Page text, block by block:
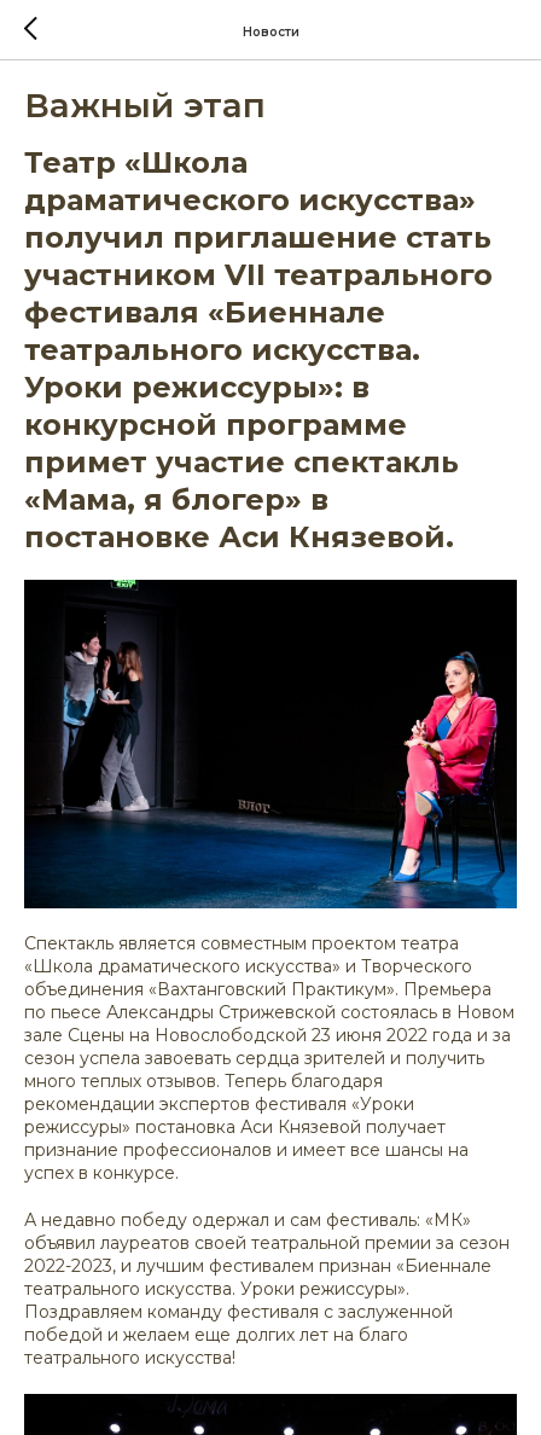
Новости
Важный этап
Театр «Школа
драматического искусства»
получил приглашение стать
участником VII театрального
фестиваля «Биеннале
театрального искусства.
Уроки режиссуры»: в
конкурсной программе
примет участие спектакль
«Мама, я блогер» в
постановке Аси Князевой.
Спектакль является совместным проектом театра
«Школа драматического искусства» и Творческого
объединения «Вахтанговский Практикум». Премьера
по пьесе Александры Стрижевской состоялась в Новом
зале Сцены на Новослободской 23 июня 2022 года и за
сезон успела завоевать сердца зрителей и получить
много теплых отзывов. Теперь благодаря
рекомендации экспертов фестиваля «Уроки
режиссуры» постановка Аси Князевой получает
признание профессионалов и имеет все шансы на
успех в конкурсе.
А недавно победу одержал и сам фестиваль: «МК»
объявил лауреатов своей театральной премии за сезон
2022-2023, и лучшим фестивалем признан «Биеннале
театрального искусства. Уроки режиссуры».
Поздравляем команду фестиваля с заслуженной
победой и желаем еще долгих лет на благо
театрального искусства!